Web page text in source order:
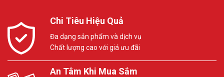
Chi Tiêu Hiệu Quả
Đa dạng sản phẩm và dịch vụ
Chất lượng cao với giá ưu đãi
An Tâm Khi Mua Sắm